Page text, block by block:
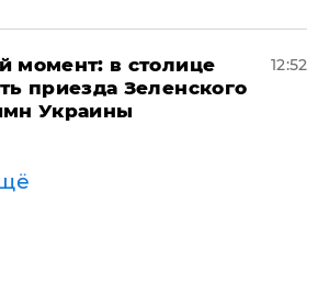
момент: в столице
приезда Зеленского
Украины
12:52